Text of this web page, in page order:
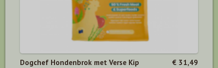
Dogchef Hondenbrok met Verse Kip € 31,49